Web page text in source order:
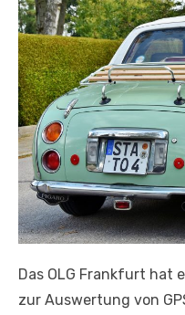
Das OLG Frankfurt hat
zur Auswertung von